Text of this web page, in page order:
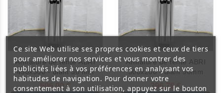
Armature de tente ABRI
450x300 - diam 50 mm
506,00 €
Armature de tente ABRI
300x200 - diam 50mm
396,76 €
Ce site Web utilise ses propres cookies et ceux de tiers
pour améliorer nos services et vous montrer des
publicités liées à vos préférences en analysant vos
habitudes de navigation. Pour donner votre
consentement à son utilisation, appuyez sur le bouton